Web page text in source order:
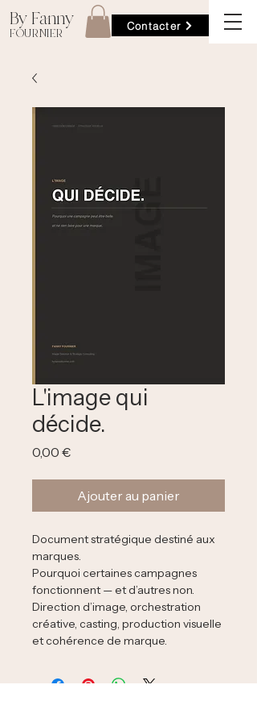
By Fanny
FOURNIER
Contacter
L'image qui
décide.
0,00 €
Ajouter au panier
Document stratégique destiné aux
marques.
Pourquoi certaines campagnes
fonctionnent — et d’autres non.
Direction d’image, orchestration
créative, casting, production visuelle
et cohérence de marque.